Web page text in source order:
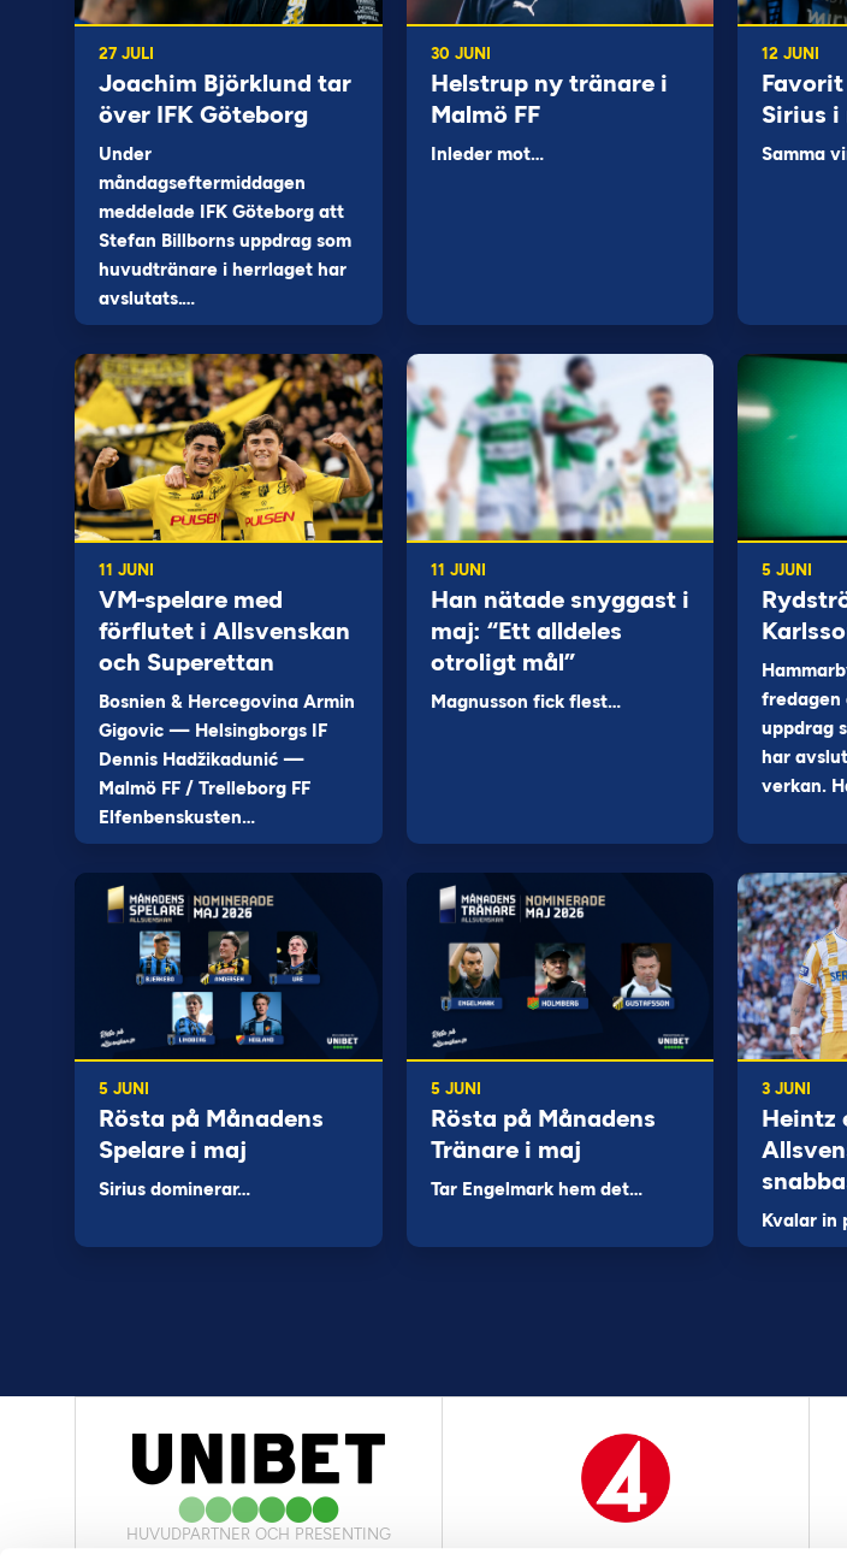
27 JULI
Joachim Björklund tar
över IFK Göteborg
Under
måndagseftermiddagen
meddelade IFK Göteborg att
Stefan Billborns uppdrag som
huvudtränare i herrlaget har
avslutats.…
30 JUNI
Helstrup ny tränare i
Malmö FF
Inleder mot…
12 JUNI
Sirius i
Samma
11 JUNI
VM-spelare med
förflutet i Allsvenskan
och Superettan
Bosnien & Hercegovina Armin
Gigovic — Helsingborgs IF
Dennis Hadžikadunić —
Malmö FF / Trelleborg FF
Elfenbenskusten…
11 JUNI
Han nätade snyggast i
maj: “Ett alldeles
otroligt mål”
Magnusson fick flest…
5 JUNI
fredagen
uppdrag
har
verkan.
5 JUNI
Rösta på Månadens
Spelare i maj
Sirius dominerar…
5 JUNI
Rösta på Månadens
Tränare i maj
Tar Engelmark hem det…
3 JUNI
Heintz
Kvalar in
HUVUDPARTNER OCH PRESENTING